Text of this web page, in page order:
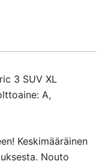
3 SUV XL
A,
Keskimääräinen
Nouto